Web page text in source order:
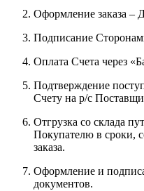
Оформление заказа –
Подписание
Оплата Счета через
Подтверждение
Счету на р/с
Отгрузка со склада
Покупателю в сроки,
заказа.
Оформление и
документов.